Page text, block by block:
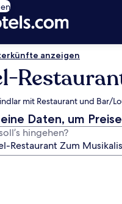
anzeigen
mit Restaurant und Bar/
Daten, um
hingehen?